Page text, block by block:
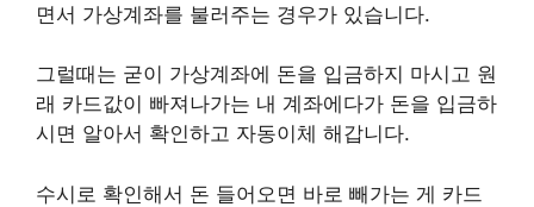
면서 가상계좌를 불러주는 경우가 있습니다.
그럴때는 굳이 가상계좌에 돈을 입금하지 마시고 원
래 카드값이 빠져나가는 내 계좌에다가 돈을 입금하
시면 알아서 확인하고 자동이체 해갑니다.
수시로 확인해서 돈 들어오면 바로 빼가는 게 카드